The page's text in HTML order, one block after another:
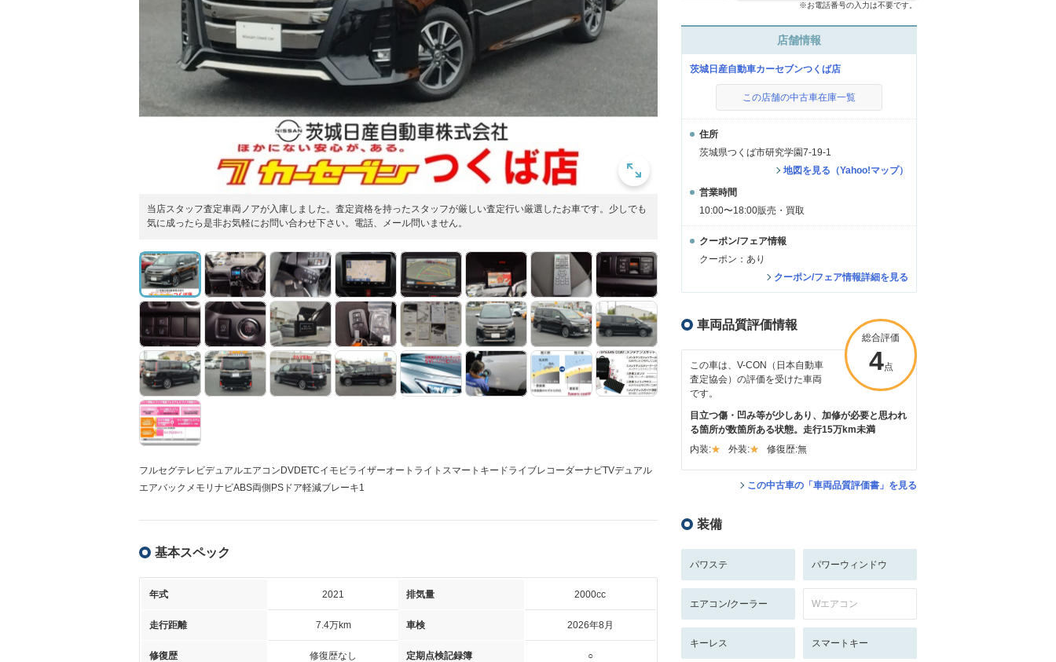
当店スタッフ査定車両ノアが入庫しました。査定資格を持ったスタッフが厳しい査定行い厳選したお車です。少しでも
気に成ったら是非お気軽にお問い合わせ下さい。電話、メール問いません。
フルセグテレビデュアルエアコンDVDETCイモビライザーオートライトスマートキードライブレコーダーナビTVデュアル
エアバックメモリナビABS両側PSドア軽減ブレーキ1
基本スペック
年式 2021 排気量 2000cc
走行距離 7.4万km 車検 2026年8月
修復歴 修復歴なし 定期点検記録簿 ○
※お電話番号の入力は不要です。
店舗情報
茨城日産自動車カーセブンつくば店
この店舗の中古車在庫一覧
住所
茨城県つくば市研究学園7-19-1
地図を見る（Yahoo!マップ）
営業時間
10:00〜18:00販売・買取
クーポン/フェア情報
クーポン：あり
クーポン/フェア情報詳細を見る
車両品質評価情報
総合評価
4点
この車は、V-CON（日本自動車
査定協会）の評価を受けた車両
です。
目立つ傷・凹み等が少しあり、加修が必要と思われ
る箇所が数箇所ある状態。走行15万km未満
内装:
外装: 修復歴:無
この中古車の「車両品質評価書」を見る
装備
パワステ パワーウィンドウ
エアコン/クーラー Wエアコン
キーレス スマートキー